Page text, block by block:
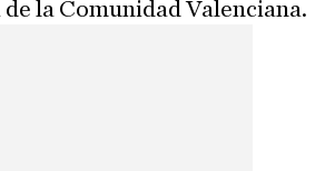
la Comunidad Valenciana.